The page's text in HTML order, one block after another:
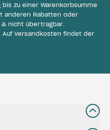
bis zu einer Warenkorbsumme
anderen Rabatten oder
nicht übertragbar.
Auf Versandkosten findet der